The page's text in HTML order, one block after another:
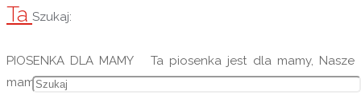
Szukaj:
Ta piosenka jest dla Mamy
PIOSENKA DLA MAMY Ta piosenka jest dla mamy, Nasze
mamy uwielbiamy Najwspanialsze są na świecie Dobrze o